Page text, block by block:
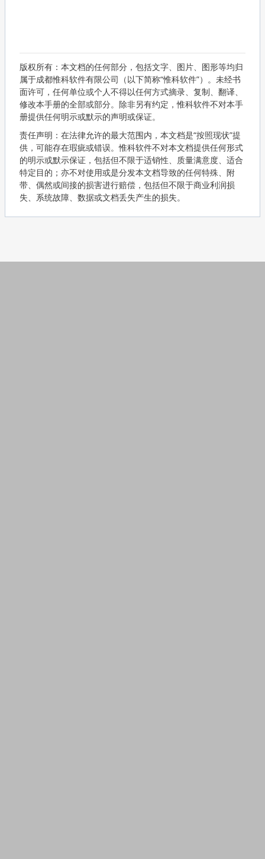
版权所有：本文档的任何部分，包括文字、图片、图形等均归
属于成都惟科软件有限公司（以下简称“惟科软件”）。未经书
面许可，任何单位或个人不得以任何方式摘录、复制、翻译、
修改本手册的全部或部分。除非另有约定，惟科软件不对本手
册提供任何明示或默示的声明或保证。
责任声明：在法律允许的最大范围内，本文档是“按照现状”提
供，可能存在瑕疵或错误。惟科软件不对本文档提供任何形式
的明示或默示保证，包括但不限于适销性、质量满意度、适合
特定目的；亦不对使用或是分发本文档导致的任何特殊、附
带、偶然或间接的损害进行赔偿，包括但不限于商业利润损
失、系统故障、数据或文档丢失产生的损失。